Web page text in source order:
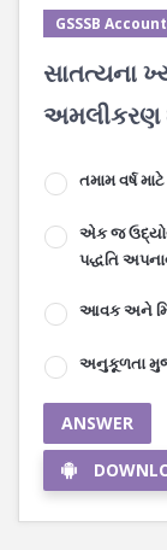
GSSSB
સાતત્યના
અમલીકરણ
તમામ વર્ષ
એક જ
પદ્ધતિ
આવક અને
અનુકૂળતા
ANSWER